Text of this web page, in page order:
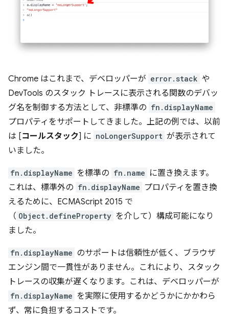
Chrome はこれまで、デベロッパーが error.stack や
DevTools のスタック トレースに表示される関数のデバッ
グ名を制御する方法として、非標準の fn.displayName
プロパティをサポートしてきました。上記の例では、以前
は [コールスタック] に noLongerSupport が表示されて
いました。
fn.displayName を標準の fn.name に置き換えます。
これは、標準外の fn.displayName プロパティを置き換
えるために、ECMAScript 2015 で
（ Object.defineProperty を介して）構成可能になり
ました。
fn.displayName のサポートは信頼性が低く、ブラウザ
エンジン間で一貫性がありません。これにより、スタック
トレースの収集が遅くなります。これは、デベロッパーが
fn.displayName を実際に使用するかどうかにかかわら
ず、常に負担するコストです。